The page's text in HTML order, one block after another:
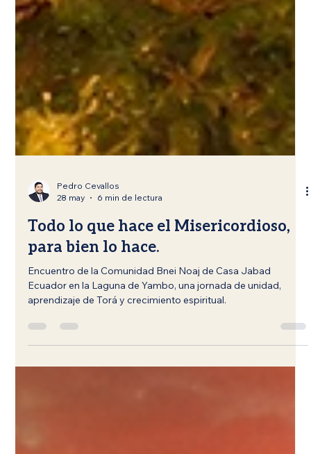
28 may
6 min de lectura
Todo lo que hace el Misericordioso,
para bien lo hace.
Encuentro de la Comunidad Bnei Noaj de Casa Jabad
aprendizaje de Torá y crecimiento espiritual.